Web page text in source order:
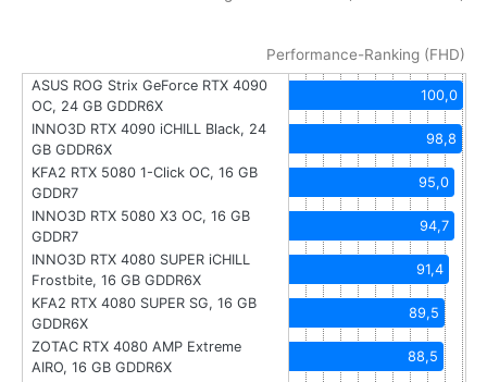
Performance-Ranking (FHD)
ASUS ROG Strix GeForce RTX 4090
OC, 24 GB GDDR6X
100,0
INNO3D RTX 4090 iCHILL Black, 24
GB GDDR6X
98,8
KFA2 RTX 5080 1-Click OC, 16 GB
GDDR7
95,0
INNO3D RTX 5080 X3 OC, 16 GB
GDDR7
94,7
INNO3D RTX 4080 SUPER iCHILL
Frostbite, 16 GB GDDR6X
91,4
KFA2 RTX 4080 SUPER SG, 16 GB
GDDR6X
89,5
ZOTAC RTX 4080 AMP Extreme
AIRO, 16 GB GDDR6X
88,5